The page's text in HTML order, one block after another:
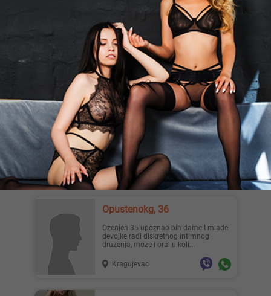
Kristinatopcrnka123, 24
Top crnka Atraktivnog izgleda lepog
lica komukativna za druženje u mom ili
vašem smeštaju ako žel...
Beograd
Maxiyas, 28
Да ли си млада жена коју обузима
сексуална узбуђеност? Придружи ми
се и ослободи се умора. Патиш ...
Beograd
Opustenokg, 36
ozenjen 35 upoznao bih dame I mlade
devojke radi diskretnog intimnog
druzenja, moze i oral u koli...
Kragujevac